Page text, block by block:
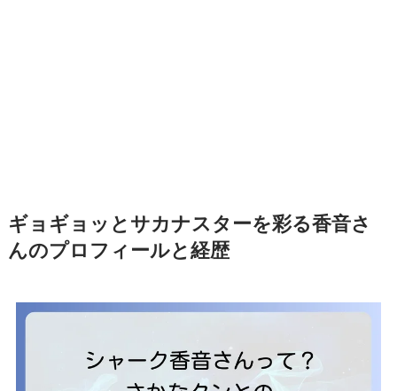
ギョギョッとサカナスターを彩る香音さ
んのプロフィールと経歴